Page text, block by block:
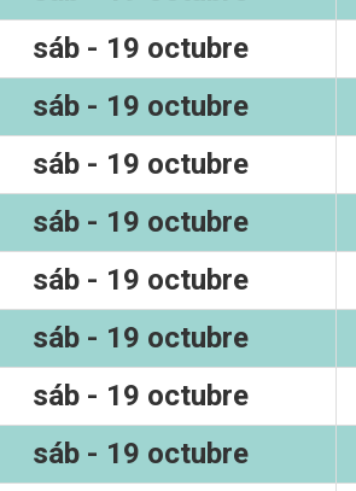
sáb - 19 octubre
sáb - 19 octubre
sáb - 19 octubre
sáb - 19 octubre
sáb - 19 octubre
sáb - 19 octubre
sáb - 19 octubre
sáb - 19 octubre